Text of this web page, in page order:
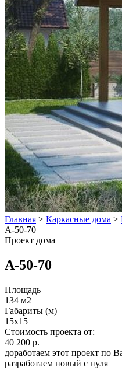
Главная > Каркасные дома >
А-50-70
Проект дома
А-50-70
Площадь
134 м2
Габариты (м)
15х15
Стоимость проекта от:
40 200 р.
доработаем этот проект по
разработаем новый с нуля